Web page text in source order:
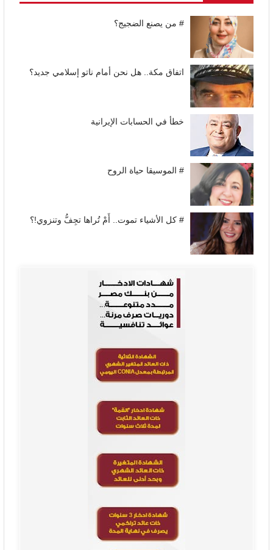
# من يصنع الضجيج؟
اتفاق مكة.. هل نحن أمام ناتو إسلامي جديد؟
خطأ في الحسابات الإيرانية
# الموسيقا حياة الروح
# كل الأشياء تموت.. أَمْ تُراها تجِفُّ وتنزوي!؟